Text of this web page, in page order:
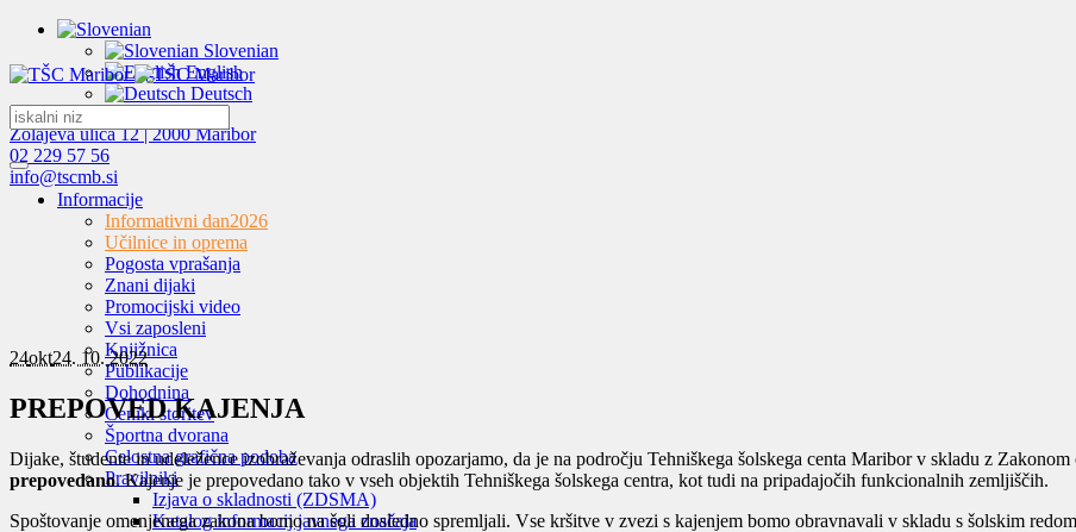
Slovenian
English
Deutsch
Zolajeva ulica 12 | 2000 Maribor
02 229 57 56
info@tscmb.si
Informacije
Informativni dan2026
Učilnice in oprema
Pogosta vprašanja
Znani dijaki
Promocijski video
Vsi zaposleni
Knjižnica
Publikacije
Dohodnina
Ceniki storitev
Športna dvorana
Celostna grafična podoba
Pravilniki
Izjava o skladnosti (ZDSMA)
Katalog informacij javnega značaja
24okt24. 10. 2022
PREPOVED KAJENJA
Dijake, študente in udeležence izobraževanja odraslih opozarjamo, da je na področju Tehniškega šolskega centa Maribor v skladu z
prepovedano. Kajenje je prepovedano tako v vseh objektih Tehniškega šolskega centra, kot tudi na pripadajočih funkcionalnih zemljiščih.
Spoštovanje omenjenega zakona bomo na šoli dosledno spremljali. Vse kršitve v zvezi s kajenjem bomo obravnavali v skladu s šolskim